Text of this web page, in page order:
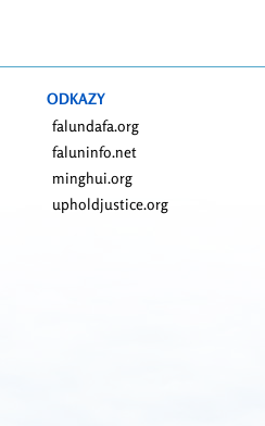
ODKAZY
falundafa.org
faluninfo.net
minghui.org
upholdjustice.org